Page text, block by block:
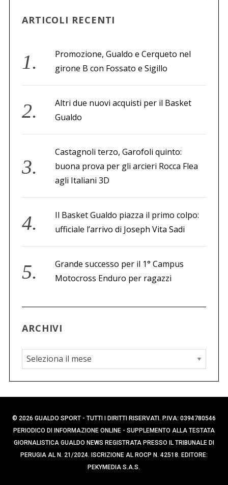
ARTICOLI RECENTI
Promozione, Gualdo e Cerqueto nel
girone B con Fossato e Sigillo
Altri due nuovi acquisti per il Basket
Gualdo
Castagnoli terzo, Garofoli quinto:
buona prova per gli arcieri Rocca Flea
agli Italiani 3D
Il Basket Gualdo piazza il primo colpo:
ufficiale l’arrivo di Joseph Vita Sadi
Grande successo per il 1° Campus
Motocross Enduro per ragazzi
ARCHIVI
A
r
c
h
i
v
i
© 2026 GUALDO SPORT - TUTTI I DIRITTI RISERVATI. P.IVA: 0394780546
PERIODICO DI INFORMAZIONE ONLINE - SUPPLEMENTO ALLA TESTATA
GIORNALISTICA GUALDO NEWS REGISTRATA PRESSO IL TRIBUNALE DI
PERUGIA AL N. 21/2024. ISCRIZIONE AL ROCP N. 42518. EDITORE:
PEKYMEDIA S.A.S.